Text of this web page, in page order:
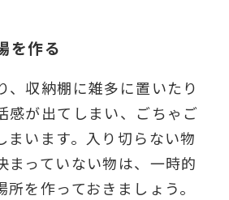
を作る
、収納棚に雑多に置いたり
感が出てしまい、ごちゃご
まいます。入り切らない物
まっていない物は、一時的
を作っておきましょう。